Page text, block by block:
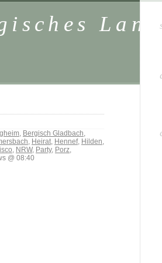
Land
, Bergisch Gladbach,
, Heirat, Hennef, Hilden,
, NRW, Party, Porz,
@ 08:40